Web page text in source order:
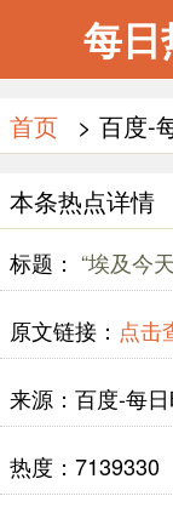
每
首页 > 百度-
本条热点详情
标题： “埃及今
原文链接： 点击
来源：百度-每
热度：7139330